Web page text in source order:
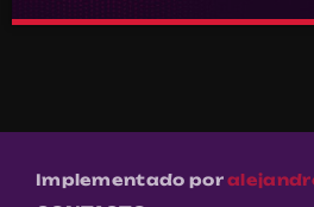
Música
Implementado por